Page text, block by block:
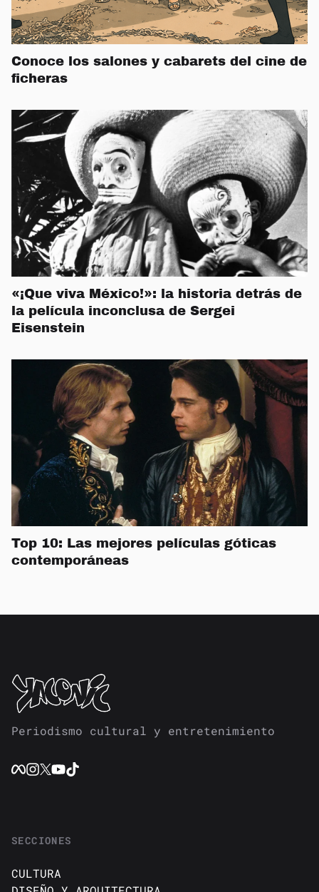
Conoce los salones y cabarets del cine de
ficheras
«¡Que viva México!»: la historia detrás de
la película inconclusa de Sergei
Eisenstein
Top 10: Las mejores películas góticas
contemporáneas
Periodismo cultural y entretenimiento
SECCIONES
CULTURA